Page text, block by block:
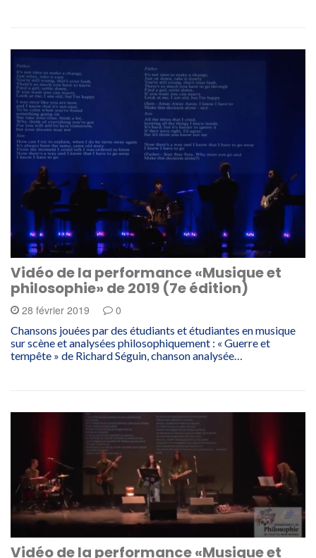
Vidéo de la performance «Musique et
philosophie» de 2019 (7e édition)
28 février 2019 0
Chansons jouées par des étudiants et étudiantes en musique
sur scène et analysées philosophiquement : « Guerre et
tempête » de Richard Séguin, chanson analysée…
Vidéo de la performance «Musique et